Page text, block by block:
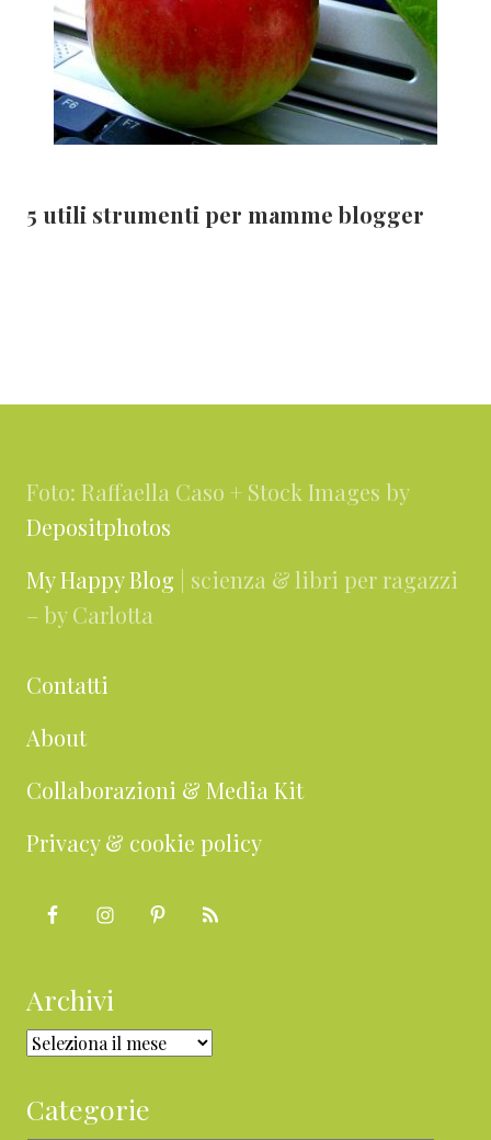
5 utili strumenti per mamme blogger
Foto: Raffaella Caso + Stock Images by
Depositphotos
My Happy Blog | scienza & libri per ragazzi
– by Carlotta
Contatti
About
Collaborazioni & Media Kit
Privacy & cookie policy
Archivi
Archivi
Categorie